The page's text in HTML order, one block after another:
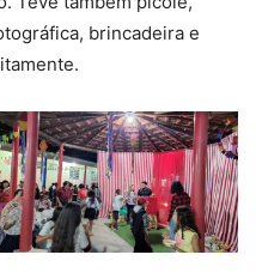
brincadeira e